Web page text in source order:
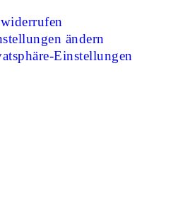
ändern
Einstellungen